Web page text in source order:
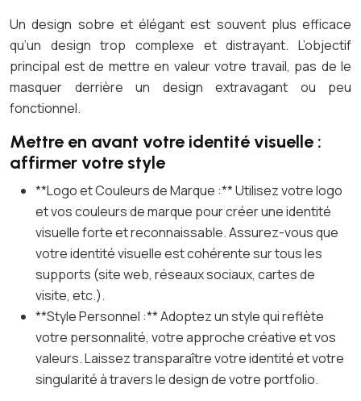
Un design sobre et élégant est souvent plus efficace
qu’un design trop complexe et distrayant. L’objectif
principal est de mettre en valeur votre travail, pas de le
masquer derrière un design extravagant ou peu
fonctionnel.
Mettre en avant votre identité visuelle :
affirmer votre style
**Logo et Couleurs de Marque :** Utilisez votre logo
et vos couleurs de marque pour créer une identité
visuelle forte et reconnaissable. Assurez-vous que
votre identité visuelle est cohérente sur tous les
supports (site web, réseaux sociaux, cartes de
visite, etc.).
**Style Personnel :** Adoptez un style qui reflète
votre personnalité, votre approche créative et vos
valeurs. Laissez transparaître votre identité et votre
singularité à travers le design de votre portfolio.